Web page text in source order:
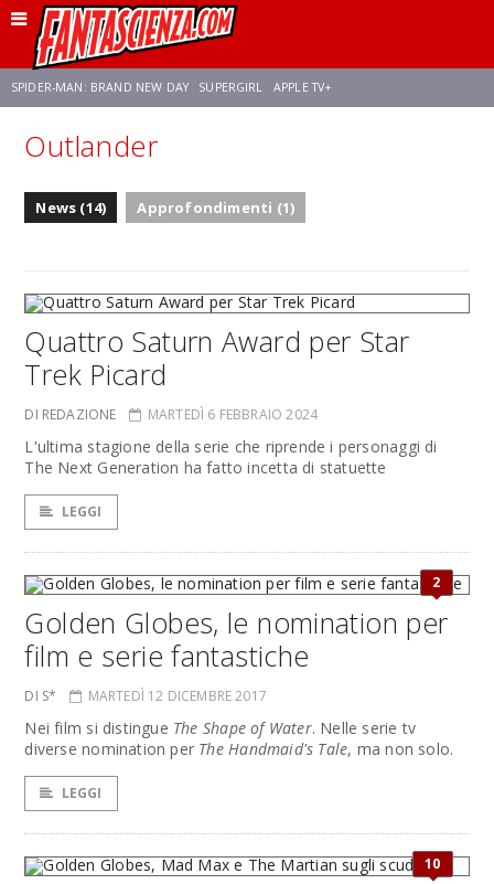
SPIDER-MAN: BRAND NEW DAY SUPERGIRL APPLE TV+
FRANCO RICCIARDIELLO
Outlander
News (14) Approfondimenti (1)
Quattro Saturn Award per Star
Trek Picard
DI REDAZIONE MARTEDÌ 6 FEBBRAIO 2024
L'ultima stagione della serie che riprende i personaggi di
The Next Generation ha fatto incetta di statuette
LEGGI
2
Golden Globes, le nomination per
film e serie fantastiche
DI S* MARTEDÌ 12 DICEMBRE 2017
Nei film si distingue The Shape of Water. Nelle serie tv
diverse nomination per The Handmaid's Tale, ma non solo.
LEGGI
10